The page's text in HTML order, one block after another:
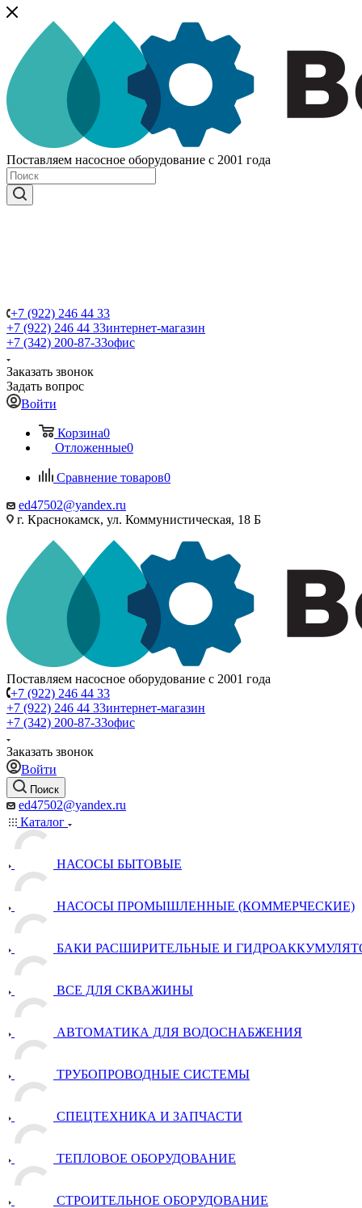
Поставляем насосное оборудование с 2001 года
+7 (922) 246 44 33
+7 (922) 246 44 33интернет-магазин
+7 (342) 200-87-33офис
Заказать звонок
Задать вопрос
Войти
Корзина0
Отложенные0
Сравнение товаров0
ed47502@yandex.ru
г. Краснокамск, ул. Коммунистическая, 18 Б
Поставляем насосное оборудование с 2001 года
+7 (922) 246 44 33
+7 (922) 246 44 33интернет-магазин
+7 (342) 200-87-33офис
Заказать звонок
Войти
Поиск
ed47502@yandex.ru
Каталог
НАСОСЫ БЫТОВЫЕ
НАСОСЫ ПРОМЫШЛЕННЫЕ (КОММЕРЧЕСКИЕ)
БАКИ РАСШИРИТЕЛЬНЫЕ И
ВСЕ ДЛЯ СКВАЖИНЫ
АВТОМАТИКА ДЛЯ ВОДОСНАБЖЕНИЯ
ТРУБОПРОВОДНЫЕ СИСТЕМЫ
СПЕЦТЕХНИКА И ЗАПЧАСТИ
ТЕПЛОВОЕ ОБОРУДОВАНИЕ
СТРОИТЕЛЬНОЕ ОБОРУДОВАНИЕ